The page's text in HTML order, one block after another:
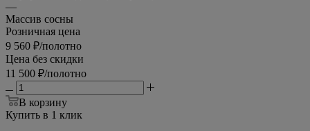
—
Массив сосны
Розничная цена
9 560 ₽/полотно
Цена без скидки
11 500 ₽/полотно
В корзину
Купить в 1 клик